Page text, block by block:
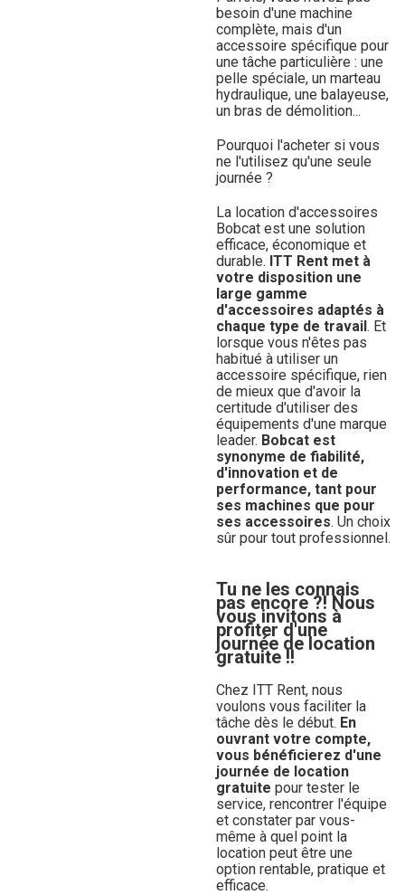
besoin d'une machine
complète, mais d'un
accessoire spécifique pour
une tâche particulière : une
pelle spéciale, un marteau
hydraulique, une balayeuse,
un bras de démolition...
Pourquoi l'acheter si vous
ne l'utilisez qu'une seule
journée ?
La location d'accessoires
Bobcat est une solution
efficace, économique et
durable. ITT Rent met à
votre disposition une
large gamme
d'accessoires adaptés à
chaque type de travail. Et
lorsque vous n'êtes pas
habitué à utiliser un
accessoire spécifique, rien
de mieux que d'avoir la
certitude d'utiliser des
équipements d'une marque
leader. Bobcat est
synonyme de fiabilité,
d'innovation et de
performance, tant pour
ses machines que pour
ses accessoires. Un choix
sûr pour tout professionnel.
Tu ne les connais
pas encore ?! Nous
vous invitons à
profiter d'une
journée de location
gratuite !!
Chez ITT Rent, nous
voulons vous faciliter la
tâche dès le début. En
ouvrant votre compte,
vous bénéficierez d'une
journée de location
gratuite pour tester le
service, rencontrer l'équipe
et constater par vous-
même à quel point la
location peut être une
option rentable, pratique et
efficace.